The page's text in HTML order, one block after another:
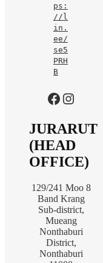
ps:
//l
in.
ee/
se5
PRH
B
https://www.facebook.com/
JURARUT
(HEAD
OFFICE)
129/241 Moo 8
Band Krang
Sub-district,
Mueang
Nonthaburi
District,
Nonthaburi